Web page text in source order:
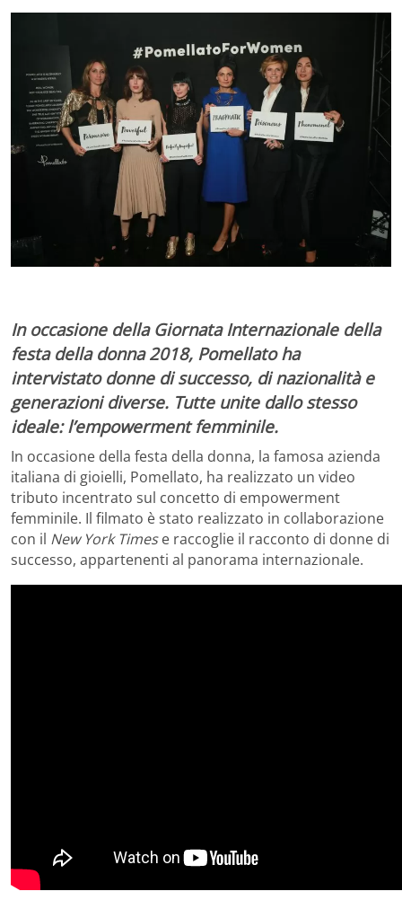
In occasione della Giornata Internazionale della
festa della donna 2018, Pomellato ha
intervistato donne di successo, di nazionalità e
generazioni diverse. Tutte unite dallo stesso
ideale: l’empowerment femminile.
In occasione della festa della donna, la famosa azienda
italiana di gioielli, Pomellato, ha realizzato un video
tributo incentrato sul concetto di empowerment
femminile. Il filmato è stato realizzato in collaborazione
con il New York Timese raccoglie il racconto di donne di
successo, appartenenti al panorama internazionale.